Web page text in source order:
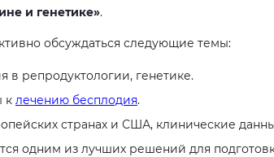
и генетике».
обсуждаться следующие темы:
в репродуктологии, генетике.
к лечению бесплодия.
странах и США, клинические
одним из лучших решений для